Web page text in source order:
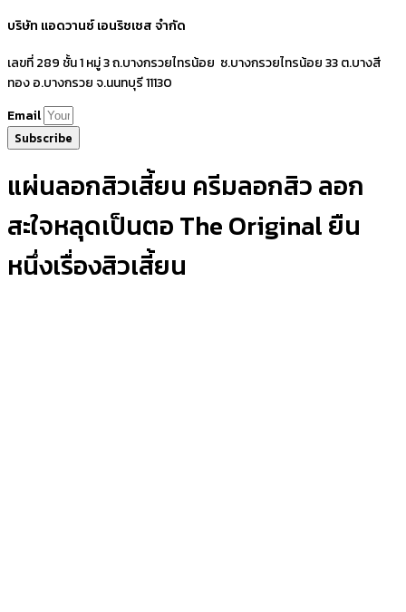
บริษัท แอดวานซ์ เอนริชเชส จำกัด
เลขที่ 289 ชั้น 1 หมู่ 3 ถ.บางกรวยไทรน้อย ซ.บางกรวยไทรน้อย 33 ต.บางสี
ทอง อ.บางกรวย จ.นนทบุรี 11130
Email
Subscribe
แผ่นลอกสิวเสี้ยน ครีมลอกสิว ลอก
สะใจหลุดเป็นตอ The Original ยืน
หนึ่งเรื่องสิวเสี้ยน